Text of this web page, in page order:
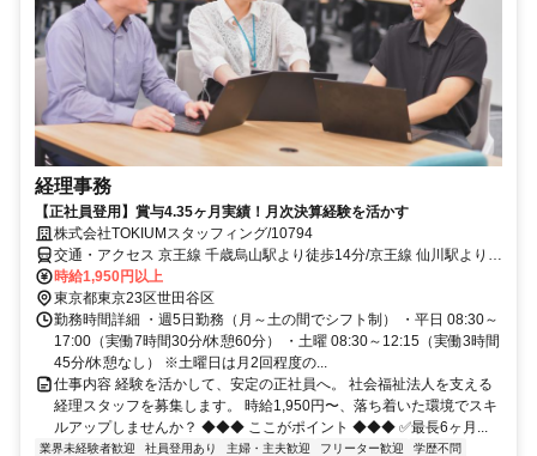
経理事務
【正社員登用】賞与4.35ヶ月実績！月次決算経験を活かす
株式会社TOKIUMスタッフィング/10794
交通・アクセス 京王線 千歳烏山駅より徒歩14分/京王線 仙川駅より徒
歩18分
時給1,950円以上
東京都東京23区世田谷区
勤務時間詳細 ・週5日勤務（月～土の間でシフト制） ・平日 08:30～
17:00（実働7時間30分/休憩60分） ・土曜 08:30～12:15（実働3時間
45分/休憩なし） ※土曜日は月2回程度の...
仕事内容 経験を活かして、安定の正社員へ。 社会福祉法人を支える
経理スタッフを募集します。 時給1,950円〜、落ち着いた環境でスキ
ルアップしませんか？ ◆◆◆ ここがポイント ◆◆◆ ✅最長6ヶ月...
業界未経験者歓迎 社員登用あり 主婦・主夫歓迎 フリーター歓迎
学歴不問